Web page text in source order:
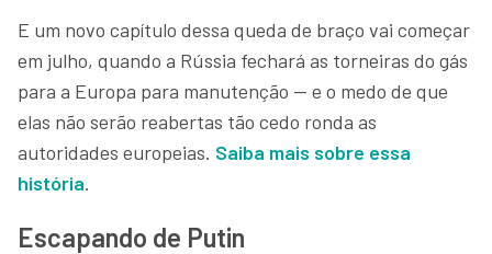
E um novo capítulo dessa queda de braço vai começar
em julho, quando a Rússia fechará as torneiras do gás
para a Europa para manutenção — e o medo de que
elas não serão reabertas tão cedo ronda as
autoridades europeias. Saiba mais sobre essa
história.
Escapando de Putin